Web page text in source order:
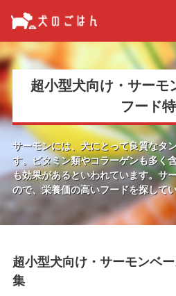
超小型犬向け・サーモ
フード
サーモンには、犬にとって良質なタ
す。
ビタミン類やコラーゲンも多く
も効果があるといわれています。 サ
ので、栄養価の高いフードを探して
超小型犬向け・サーモンベ
集